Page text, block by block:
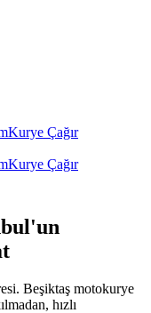
Kurye Çağır
Kurye Çağır
Beşiktaş motokurye
hızlı